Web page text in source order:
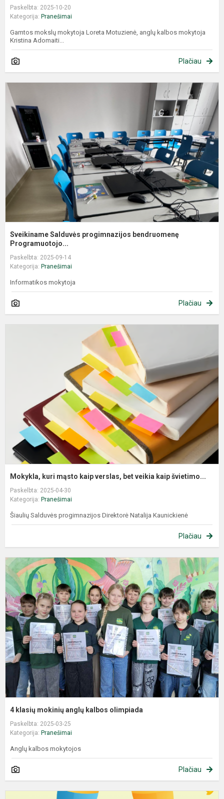
Paskelbta: 2025-10-20
Kategorija: Pranešimai
Gamtos mokslų mokytoja Loreta Motuzienė, anglų kalbos mokytoja
Kristina Adomaiti...
Plačiau
Sveikiname Salduvės progimnazijos bendruomenę
Programuotojo...
Paskelbta: 2025-09-14
Kategorija: Pranešimai
Informatikos mokytoja
Plačiau
Mokykla, kuri mąsto kaip verslas, bet veikia kaip švietimo...
Paskelbta: 2025-04-30
Kategorija: Pranešimai
Šiaulių Salduvės progimnazijos Direktorė Natalija Kaunickienė
Plačiau
4 klasių mokinių anglų kalbos olimpiada
Paskelbta: 2025-03-25
Kategorija: Pranešimai
Anglų kalbos mokytojos
Plačiau